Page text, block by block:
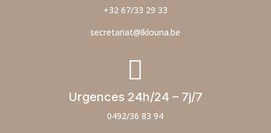
+32 67/33 29 33
secretariat@lklouna.be

Urgences 24h/24 – 7j/7
0492/36 83 94